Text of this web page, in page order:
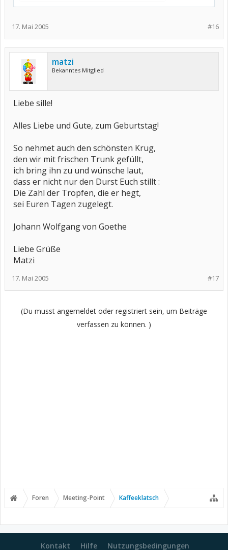
#16
17. Mai 2005
matzi
Bekanntes Mitglied
Liebe sille!
Alles Liebe und Gute, zum Geburtstag!
So nehmet auch den schönsten Krug,
den wir mit frischen Trunk gefüllt,
ich bring ihn zu und wünsche laut,
dass er nicht nur den Durst Euch stillt :
Die Zahl der Tropfen, die er hegt,
sei Euren Tagen zugelegt.
Johann Wolfgang von Goethe
Liebe Grüße
Matzi
#17
17. Mai 2005
(Du musst angemeldet oder registriert sein, um Beiträge
verfassen zu können. )
Foren Meeting-Point Kaffeeklatsch
Kontakt Hilfe Nutzungsbedingungen